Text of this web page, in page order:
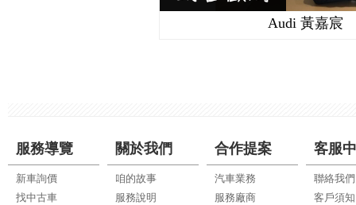
Audi 黃嘉宸
服務導覽
新車詢價
找中古車
關於我們
咱的故事
服務說明
合作提案
汽車業務
服務廠商
客服
聯絡我們
客戶須知